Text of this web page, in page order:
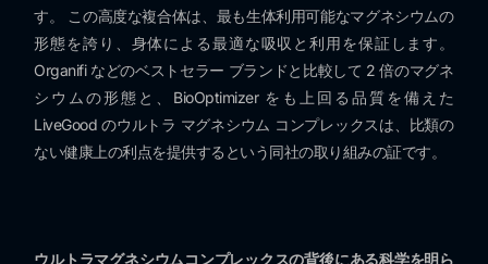
す。 この高度な複合体は、最も生体利用可能なマグネシウムの
形態を誇り、身体による最適な吸収と利用を保証します。
Organifi などのベストセラー ブランドと比較して 2 倍のマグネ
シウムの形態と、BioOptimizer をも上回る品質を備えた
LiveGood のウルトラ マグネシウム コンプレックスは、比類の
ない健康上の利点を提供するという同社の取り組みの証です。
ウルトラマグネシウムコンプレックスの背後にある科学を明ら